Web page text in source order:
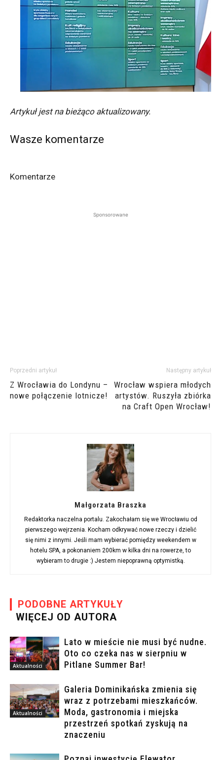
Artykuł jest na bieżąco aktualizowany.
Wasze komentarze
Komentarze
Sponsorowane
Poprzedni artykuł
Z Wrocławia do Londynu –
nowe połączenie lotnicze!
Następny artykuł
Wrocław wspiera młodych
artystów. Ruszyła zbiórka
na Craft Open Wrocław!
Małgorzata Braszka
Redaktorka naczelna portalu. Zakochałam się we Wrocławiu od
pierwszego wejrzenia. Kocham odkrywać nowe rzeczy i dzielić
się nimi z innymi. Jeśli mam wybierać pomiędzy weekendem w
hotelu SPA, a pokonaniem 200km w kilka dni na rowerze, to
wybieram to drugie :) Jestem niepoprawną optymistką.
PODOBNE ARTYKUŁY
WIĘCEJ OD AUTORA
Aktualności
Lato w mieście nie musi być nudne.
Oto co czeka nas w sierpniu w
Pitlane Summer Bar!
Aktualności
Galeria Dominikańska zmienia się
wraz z potrzebami mieszkańców.
Moda, gastronomia i miejska
przestrzeń spotkań zyskują na
znaczeniu